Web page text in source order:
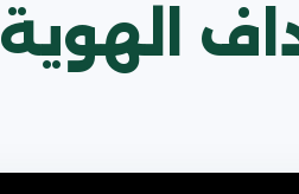
الهوية